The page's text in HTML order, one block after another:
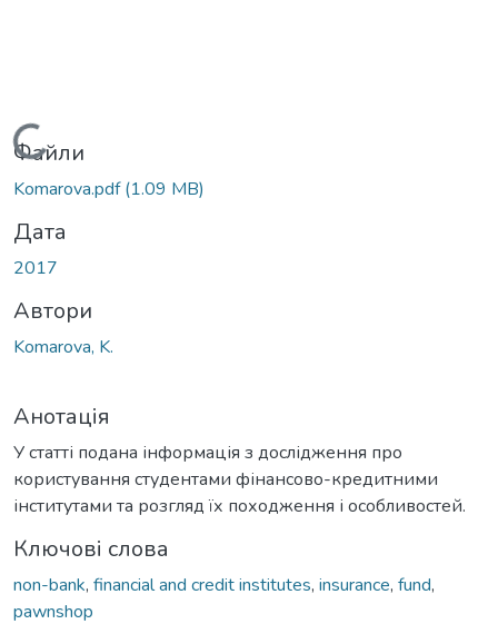
Вантажиться...
Файли
Komarova.pdf(1.09 MB)
Дата
2017
Автори
Komarova, K.
Анотація
У статті подана інформація з дослідження про
користування студентами фінансово-кредитними
інститутами та розгляд їх походження і особливостей.
Ключові слова
non-bank, financial and credit institutes, insurance, fund,
pawnshop